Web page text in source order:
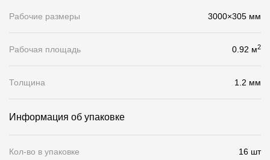
Контакты
Контроль качества кровли
Качество фасадов
Награды
Вакансии
Рабочие размеры 3000×305 мм
Рабочая площадь 0.92 м2
Толщина 1.2 мм
Информация об упаковке
Кол-во в упаковке 16 шт